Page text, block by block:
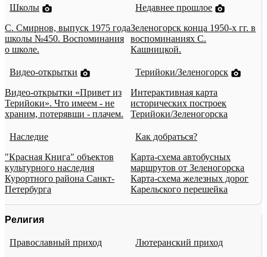
Школы
С. Смирнов, выпуск 1975 года
школы №450. Воспоминания
о школе.
Недавнее прошлое
Зеленогорск конца 1950-х гг. в
воспоминаниях С.
Кашницкой.
Видео-открытки
Видео-открытки «Привет из
Терийоки». Что имеем - не
храним, потерявши - плачем.
Терийоки/Зеленогорск
Интерактивная карта
исторических построек
Терийоки/Зеленогорска
Наследие
"Красная Книга" объектов
культурного наследия
Курортного района Санкт-
Петербурга
Как добраться?
Карта-схема автобусных
маршрутов от Зеленогорска
Карта-схема железных дорог
Карельского перешейка
Религия
Православный приход
Лютеранский приход